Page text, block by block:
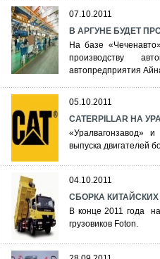
07.10.2011
В АРГУНЕ БУДЕТ
На базе
производству
автопредприятия
05.10.2011
CATERPILLAR НА
«Уралвагонзавод»
выпуска двигателей
04.10.2011
СБОРКА
В конце 2011 года
грузовиков Foton.